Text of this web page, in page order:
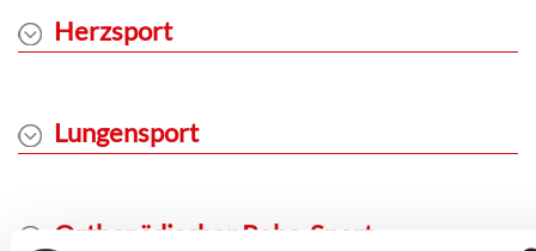
Herzsport
Lungensport
Orthopädischer Reha-Sport